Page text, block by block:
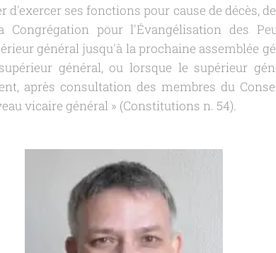
d'exercer ses fonctions pour cause de décès,
Congrégation pour l'Évangélisation des
général jusqu'à la prochaine assemblée
général, ou lorsque le supérieur
après consultation des membres du
vicaire général » (Constitutions n. 54).